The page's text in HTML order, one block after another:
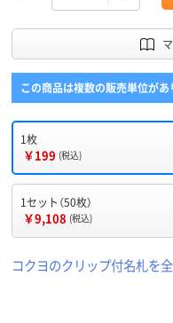
この商品は複数の販売単位があ
1枚
￥199 (税込)
1セット（50枚）
￥9,108 (税込)
コクヨのクリップ付名札を